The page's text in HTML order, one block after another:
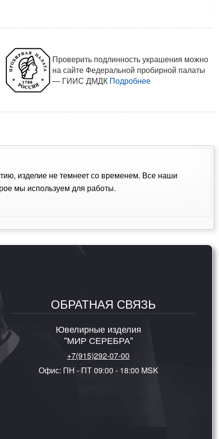
Проверить подлинность украшения можно
на сайте Федеральной пробирной палаты
— ГИИС ДМДК Подробнее
изделие не темнеет со временем. Все наши
мы используем для работы.
ОБРАТНАЯ СВЯЗЬ
Ювелирные изделия
"МИР СЕРЕБРА"
+7(915)292-07-00
Офис: ПН - ПТ 09:00 - 18:00 MSK